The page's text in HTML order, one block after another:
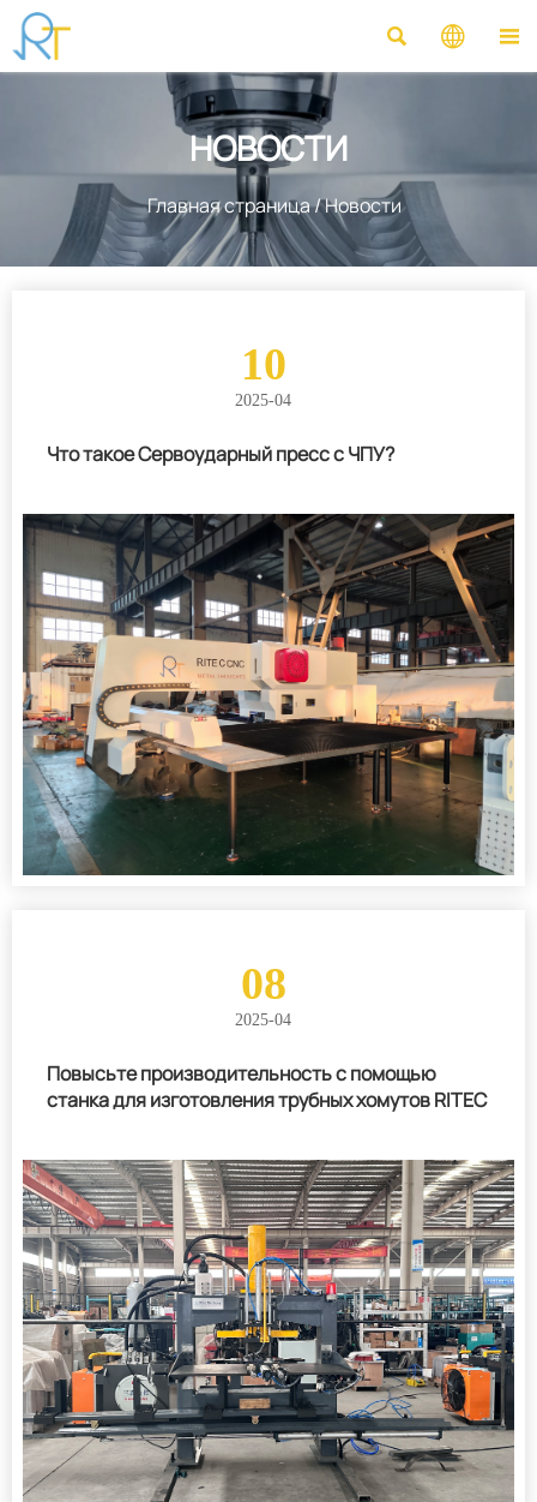
  
НОВОСТИ
Главная страница/Новости
10
2025-04
Что такое Сервоударный пресс с ЧПУ?
08
2025-04
Повысьте производительность с помощью
станка для изготовления трубных хомутов RITEC